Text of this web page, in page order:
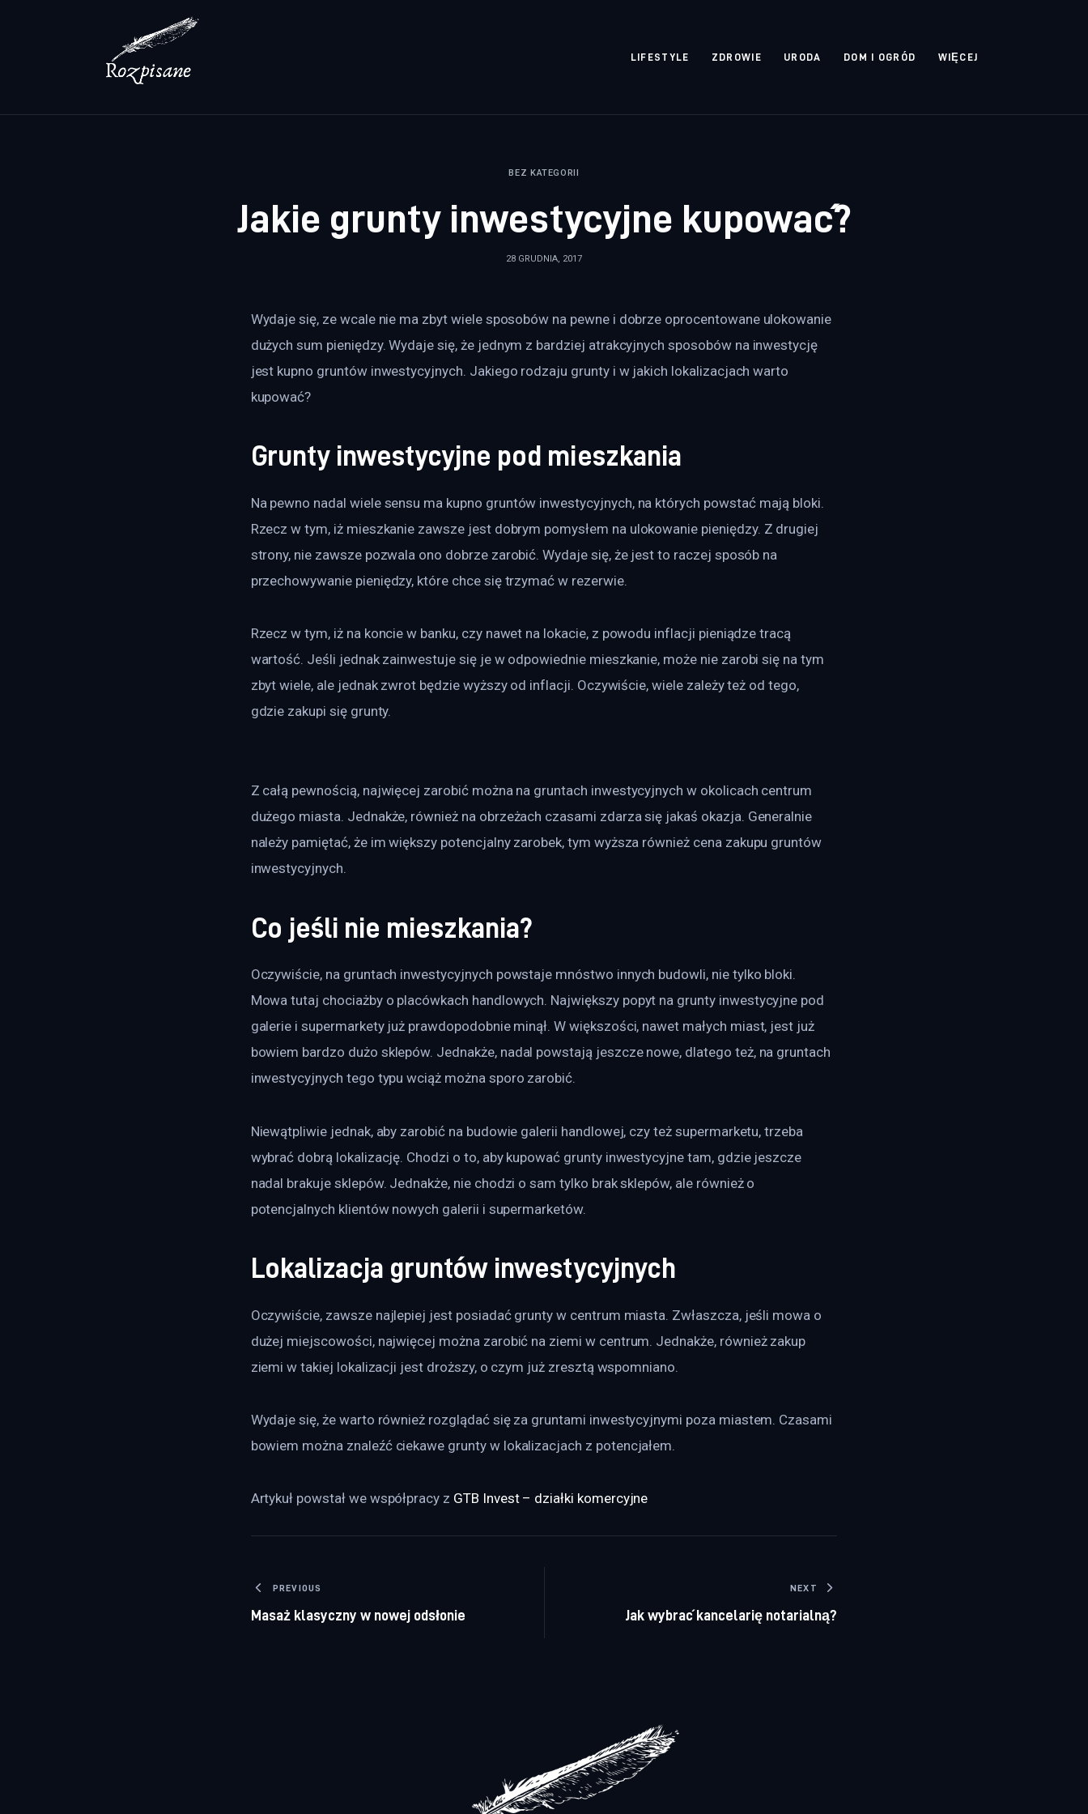
LIFESTYLE ZDROWIE URODA DOM I OGRÓD WIĘCEJ
BEZ KATEGORII
Jakie grunty inwestycyjne kupować?
28 GRUDNIA, 2017
Wydaje się, ze wcale nie ma zbyt wiele sposobów na pewne i dobrze oprocentowane ulokowanie
dużych sum pieniędzy. Wydaje się, że jednym z bardziej atrakcyjnych sposobów na inwestycję
jest kupno gruntów inwestycyjnych. Jakiego rodzaju grunty i w jakich lokalizacjach warto
kupować?
Grunty inwestycyjne pod mieszkania
Na pewno nadal wiele sensu ma kupno gruntów inwestycyjnych, na których powstać mają bloki.
Rzecz w tym, iż mieszkanie zawsze jest dobrym pomysłem na ulokowanie pieniędzy. Z drugiej
strony, nie zawsze pozwala ono dobrze zarobić. Wydaje się, że jest to raczej sposób na
przechowywanie pieniędzy, które chce się trzymać w rezerwie.
Rzecz w tym, iż na koncie w banku, czy nawet na lokacie, z powodu inflacji pieniądze tracą
wartość. Jeśli jednak zainwestuje się je w odpowiednie mieszkanie, może nie zarobi się na tym
zbyt wiele, ale jednak zwrot będzie wyższy od inflacji. Oczywiście, wiele zależy też od tego,
gdzie zakupi się grunty.
Z całą pewnością, najwięcej zarobić można na gruntach inwestycyjnych w okolicach centrum
dużego miasta. Jednakże, również na obrzeżach czasami zdarza się jakaś okazja. Generalnie
należy pamiętać, że im większy potencjalny zarobek, tym wyższa również cena zakupu gruntów
inwestycyjnych.
Co jeśli nie mieszkania?
Oczywiście, na gruntach inwestycyjnych powstaje mnóstwo innych budowli, nie tylko bloki.
Mowa tutaj chociażby o placówkach handlowych. Największy popyt na grunty inwestycyjne pod
galerie i supermarkety już prawdopodobnie minął. W większości, nawet małych miast, jest już
bowiem bardzo dużo sklepów. Jednakże, nadal powstają jeszcze nowe, dlatego też, na gruntach
inwestycyjnych tego typu wciąż można sporo zarobić.
Niewątpliwie jednak, aby zarobić na budowie galerii handlowej, czy też supermarketu, trzeba
wybrać dobrą lokalizację. Chodzi o to, aby kupować grunty inwestycyjne tam, gdzie jeszcze
nadal brakuje sklepów. Jednakże, nie chodzi o sam tylko brak sklepów, ale również o
potencjalnych klientów nowych galerii i supermarketów.
Lokalizacja gruntów inwestycyjnych
Oczywiście, zawsze najlepiej jest posiadać grunty w centrum miasta. Zwłaszcza, jeśli mowa o
dużej miejscowości, najwięcej można zarobić na ziemi w centrum. Jednakże, również zakup
ziemi w takiej lokalizacji jest droższy, o czym już zresztą wspomniano.
Wydaje się, że warto również rozglądać się za gruntami inwestycyjnymi poza miastem. Czasami
bowiem można znaleźć ciekawe grunty w lokalizacjach z potencjałem.
Artykuł powstał we współpracy z GTB Invest – działki komercyjne
Nawigacja wpisu
PREVIOUS
Masaż klasyczny w nowej odsłonie
NEXT
Jak wybrać kancelarię notarialną?